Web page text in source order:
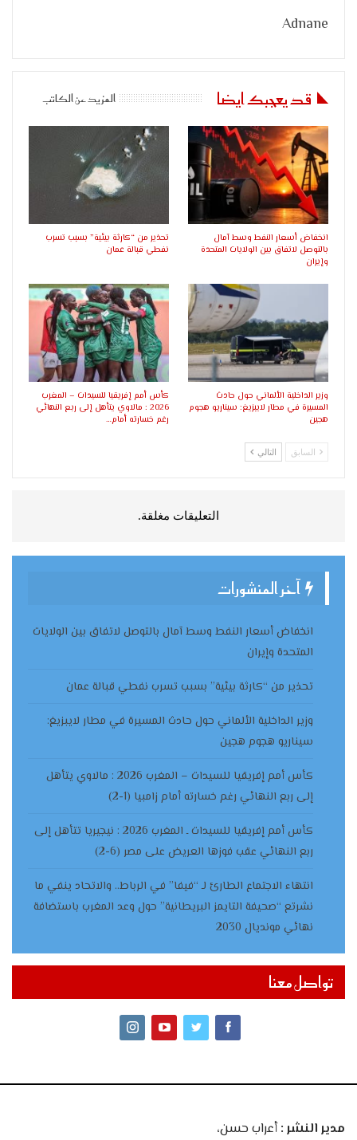
Adnane
قد يعجبك ايضا المزيد عن الكاتب
انخفاض أسعار النفط وسط آمال
بالتوصل لاتفاق بين الولايات المتحدة
وإيران
تحذير من “كارثة بيئية” بسبب تسرب
نفطي قبالة عمان
وزير الداخلية الألماني حول حادث
المسيرة في مطار لايبزيغ: سيناريو هجوم
هجين
كأس أمم إفريقيا للسيدات – المغرب
2026 : مالاوي يتأهل إلى ربع النهائي
رغم خسارته أمام…
السابق التالي
التعليقات مغلقة.
آخر المنشورات
انخفاض أسعار النفط وسط آمال بالتوصل لاتفاق بين الولايات
المتحدة وإيران
تحذير من “كارثة بيئية” بسبب تسرب نفطي قبالة عمان
وزير الداخلية الألماني حول حادث المسيرة في مطار لايبزيغ:
سيناريو هجوم هجين
كأس أمم إفريقيا للسيدات – المغرب 2026 : مالاوي يتأهل
إلى ربع النهائي رغم خسارته أمام زامبيا (1-2)
كأس أمم إفريقيا للسيدات ـ المغرب 2026 : نيجيريا تتأهل إلى
ربع النهائي عقب فوزها العريض على مصر (6-2)
انتهاء الاجتماع الطارئ لـ “فيفا” في الرباط.. والاتحاد ينفي ما
نشرتع “صحيفة التايمز البريطانية” حول وعد المغرب باستضافة
نهائي مونديال 2030
تواصل معنا
مدير النشر :أعراب حسن،